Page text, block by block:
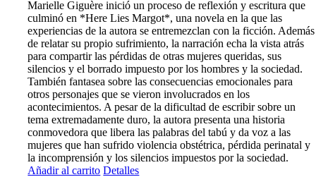
Marielle Giguère inició un proceso de reflexión y escritura que
culminó en *Here Lies Margot*, una novela en la que las
experiencias de la autora se entremezclan con la ficción. Además
de relatar su propio sufrimiento, la narración echa la vista atrás
para compartir las pérdidas de otras mujeres queridas, sus
silencios y el borrado impuesto por los hombres y la sociedad.
También fantasea sobre las consecuencias emocionales para
otros personajes que se vieron involucrados en los
acontecimientos. A pesar de la dificultad de escribir sobre un
tema extremadamente duro, la autora presenta una historia
conmovedora que libera las palabras del tabú y da voz a las
mujeres que han sufrido violencia obstétrica, pérdida perinatal y
la incomprensión y los silencios impuestos por la sociedad.
Añadir al carrito Detalles